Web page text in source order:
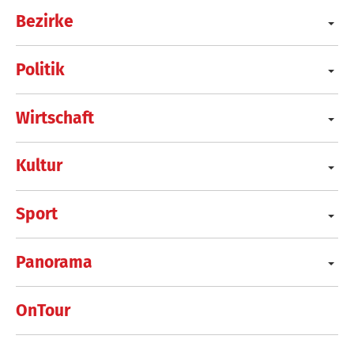
Bezirke
Politik
Wirtschaft
Kultur
Sport
Panorama
OnTour